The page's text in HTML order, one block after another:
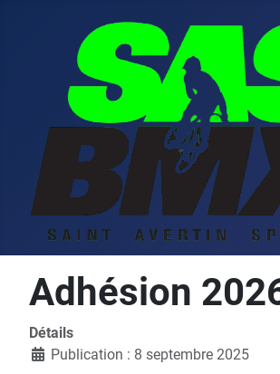
Adhésion
Détails
Publication : 8 septembre 2025